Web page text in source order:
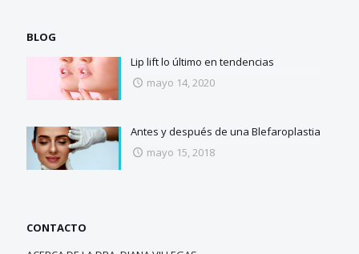
BLOG
Lip lift lo último en tendencias
mayo 14, 2020
Antes y después de una Blefaroplastia
mayo 15, 2018
CONTACTO